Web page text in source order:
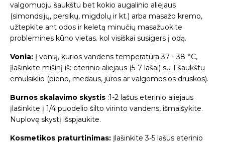
valgomuoju šaukštu bet kokio augalinio aliejaus
(simondsijų, persikų, migdolų ir kt.) arba masažo kremo,
užtepkite ant odos ir keletą minučių masažuokite
problemines kūno vietas. kol visiškai susigers į odą.
Vonia: Į vonią, kurios vandens temperatūra 37 - 38 °C,
įlašinkite mišinį iš: eterinio aliejaus (5-7 lašai) su 1 šaukštu
emulsiklio (pieno, medaus, jūros ar valgomosios druskos).
Burnos skalavimo skystis :1-2 lašus eterinio aliejaus
įlašinkite į 1/4 puodelio šilto virinto vandens, išmaišykite.
Nuplovę skystį išspjaukite.
Kosmetikos praturtinimas: Įlašinkite 3-5 lašus eterinio